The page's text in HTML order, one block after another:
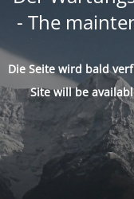
- The
Die Seite wird bald
Site will be